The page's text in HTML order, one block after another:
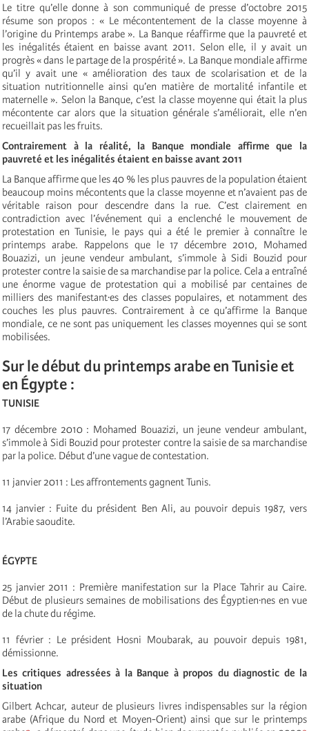
Le titre qu’elle donne à son communiqué de presse d’octobre 2015
résume son propos : « Le mécontentement de la classe moyenne à
l’origine du Printemps arabe ». La Banque réaffirme que la pauvreté et
les inégalités étaient en baisse avant 2011. Selon elle, il y avait un
progrès « dans le partage de la prospérité ». La Banque mondiale affirme
qu’il y avait une « amélioration des taux de scolarisation et de la
situation nutritionnelle ainsi qu’en matière de mortalité infantile et
maternelle ». Selon la Banque, c’est la classe moyenne qui était la plus
mécontente car alors que la situation générale s’améliorait, elle n’en
recueillait pas les fruits.
Contrairement à la réalité, la Banque mondiale affirme que la
pauvreté et les inégalités étaient en baisse avant 2011
La Banque affirme que les 40 % les plus pauvres de la population étaient
beaucoup moins mécontents que la classe moyenne et n’avaient pas de
véritable raison pour descendre dans la rue. C’est clairement en
contradiction avec l’événement qui a enclenché le mouvement de
protestation en Tunisie, le pays qui a été le premier à connaître le
printemps arabe. Rappelons que le 17 décembre 2010, Mohamed
Bouazizi, un jeune vendeur ambulant, s’immole à Sidi Bouzid pour
protester contre la saisie de sa marchandise par la police. Cela a entraîné
une énorme vague de protestation qui a mobilisé par centaines de
milliers des manifestant·es des classes populaires, et notamment des
couches les plus pauvres. Contrairement à ce qu’affirme la Banque
mondiale, ce ne sont pas uniquement les classes moyennes qui se sont
mobilisées.
Sur le début du printemps arabe en Tunisie et
en Égypte :
TUNISIE
17 décembre 2010 : Mohamed Bouazizi, un jeune vendeur ambulant,
s’immole à Sidi Bouzid pour protester contre la saisie de sa marchandise
par la police. Début d’une vague de contestation.
11 janvier 2011 : Les affrontements gagnent Tunis.
14 janvier : Fuite du président Ben Ali, au pouvoir depuis 1987, vers
l’Arabie saoudite.
ÉGYPTE
25 janvier 2011 : Première manifestation sur la Place Tahrir au Caire.
Début de plusieurs semaines de mobilisations des Égyptien·nes en vue
de la chute du régime.
11 février : Le président Hosni Moubarak, au pouvoir depuis 1981,
démissionne.
Les critiques adressées à la Banque à propos du diagnostic de la
situation
Gilbert Achcar, auteur de plusieurs livres indispensables sur la région
arabe (Afrique du Nord et Moyen-Orient) ainsi que sur le printemps